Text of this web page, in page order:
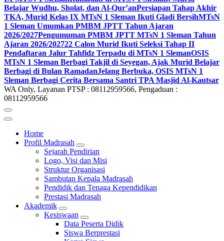
Belajar Wudhu, Sholat, dan Al-Qur’anPersiapan Tahap Akhir
TKA, Murid Kelas IX MTsN 1 Sleman Ikuti Gladi BersihMTsN
1 Sleman Umumkan PMBM JPTT Tahun Ajaran
2026/2027Pengumuman PMBM JPTT MTsN 1 Sleman Tahun
Ajaran 2026/202722 Calon Murid Ikuti Seleksi Tahap II
Pendaftaran Jalur Tahfidz Terpadu di MTsN 1 SlemanOSIS
MTsN 1 Sleman Berbagi Takjil di Seyegan, Ajak Murid Belajar
Berbagi di Bulan RamadanJelang Berbuka, OSIS MTsN 1
Sleman Berbagi Cerita Bersama Santri TPA Masjid Al-Kautsar
WA Only, Layanan PTSP : 08112959566, Pengaduan :
08112959566
Home
Profil Madrasah
Sejarah Pendirian
Logo, Visi dan Misi
Struktur Organisasi
Sambutan Kepala Madrasah
Pendidik dan Tenaga Kependidikan
Prestasi Madrasah
Akademik
Kesiswaan
Data Peserta Didik
Siswa Berprestasi